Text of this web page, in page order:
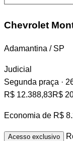
Chevrolet
Adamantina / SP
Judicial
Segunda praça ·
R$ 12.388,83R$
Economia de R$
Acesso exclusivo